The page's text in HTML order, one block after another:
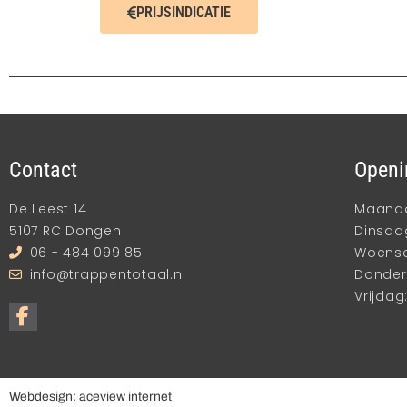
PRIJSINDICATIE
Contact
De Leest 14
5107 RC Dongen
06 - 484 099 85
info@trappentotaal.nl
Webdesign: aceview internet